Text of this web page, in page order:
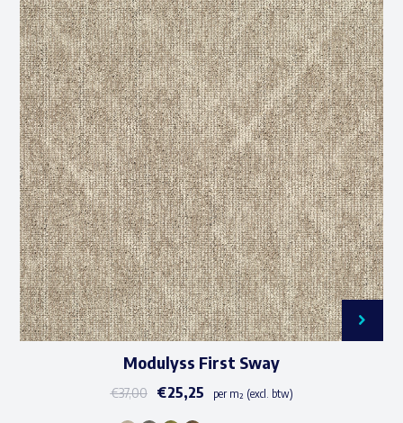
Modulyss First Sway
€37,00 €25,25 per m² (excl. btw)